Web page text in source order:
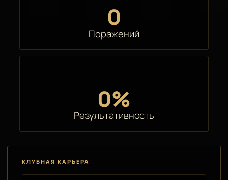
0
Поражений
0%
Результативность
КЛУБНАЯ КАРЬЕРА